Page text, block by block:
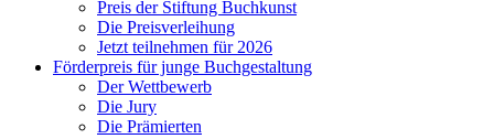
Preis der Stiftung Buchkunst
Die Preisverleihung
Jetzt teilnehmen für 2026
Förderpreis für junge Buchgestaltung
Der Wettbewerb
Die Jury
Die Prämierten